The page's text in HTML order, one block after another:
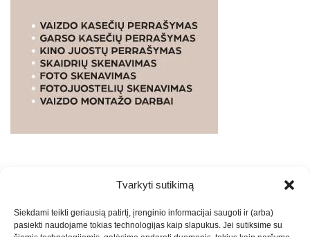
Tvarkyti sutikimą
Siekdami teikti geriausią patirtį, įrenginio informacijai saugoti ir (arba)
pasiekti naudojame tokias technologijas kaip slapukus. Jei sutiksime su
PASLAUGOS. SEO tekstų rašymas, turinio kūrimas,
straipsnių rašymas ir talpinimas į mūsų valdomas